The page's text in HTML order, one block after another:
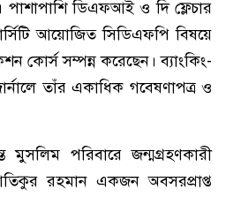
পাশাপাশি ডিএফআই ও দি ফ্লেচার
আয়োজিত সিডিএফপি বিষয়ে
কোর্স সম্পন্ন করেছেন। ব্যাংকিং-
তাঁর একাধিক গবেষণাপত্র ও
মুসলিম পরিবারে জন্মগ্রহণকারী
রহমান একজন অবসরপ্রাপ্ত